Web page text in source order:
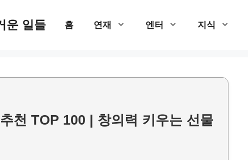
운 일들 홈 연재 엔터 지식
천 TOP 100 | 창의력 키우는 선물